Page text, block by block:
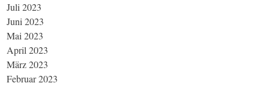
Juli 2023
Juni 2023
Mai 2023
April 2023
März 2023
Februar 2023